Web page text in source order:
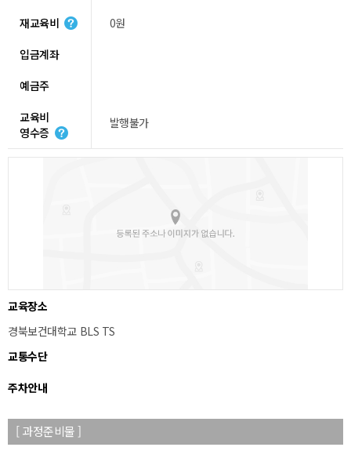
재교육비
0원
입금계좌
예금주
교육비
영수증
발행불가
교육장소
경북보건대학교 BLS TS
교통수단
주차안내
[ 과정준비물 ]